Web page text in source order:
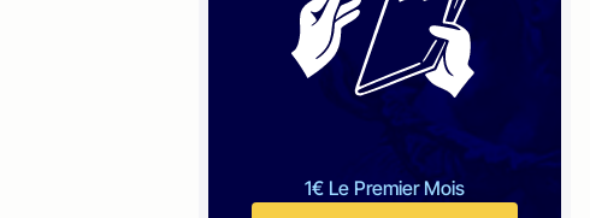
1€ Le Premier Mois